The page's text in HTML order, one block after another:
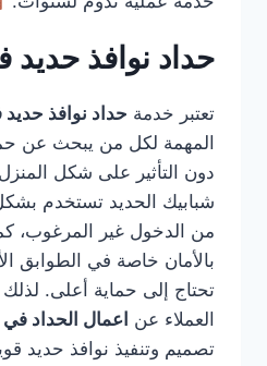
حداد نوافذ
تعتبر خدمة حداد نوافذ
المهمة لكل من يبحث عن
دون التأثير على شكل المنزل
شبابيك الحديد تستخدم
من الدخول غير المرغوب،
بالأمان خاصة في الطوابق
تحتاج إلى حماية أعلى.
العملاء عن اعمال الحداد
تصميم وتنفيذ نوافذ حديد